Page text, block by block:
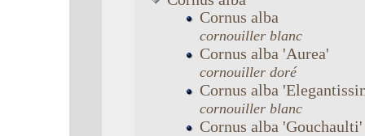
Cornus alba
cornouiller blanc
Cornus alba 'Aurea'
cornouiller doré
Cornus alba
cornouiller blanc
Cornus alba 'Gouchaulti'